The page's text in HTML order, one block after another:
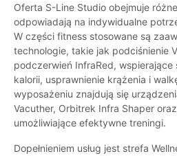
Oferta S-Line Studio obejmuje
odpowiadają na indywidualne
W części fitness stosowane są
technologie, takie jak podciśnienie
podczerwień InfraRed, wspierające
kalorii, usprawnienie krążenia i
wyposażeniu znajdują się
Vacuther, Orbitrek Infra Shaper
umożliwiające efektywne treningi.
Dopełnieniem usług jest strefa